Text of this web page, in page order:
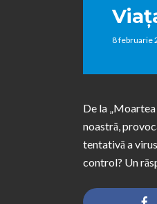
8 februarie
De la
noastră,
tentativă a
control? Un